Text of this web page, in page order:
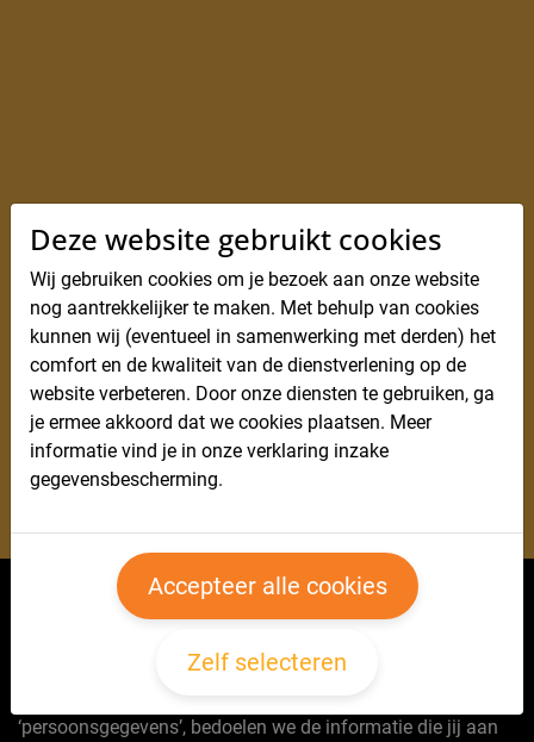
Deze website gebruikt cookies
Wij gebruiken cookies om je bezoek aan onze website
nog aantrekkelijker te maken. Met behulp van cookies
kunnen wij (eventueel in samenwerking met derden) het
comfort en de kwaliteit van de dienstverlening op de
website verbeteren. Door onze diensten te gebruiken, ga
je ermee akkoord dat we cookies plaatsen. Meer
informatie vind je in onze verklaring inzake
gegevensbescherming.
Accepteer alle cookies
Zelf selecteren
Dit is de privacyverklaring van: Clubfit gevestigd aan de
contact kun je mailen met info@clubfitenschede.nl.
‘persoonsgegevens’, bedoelen we de informatie die jij aan